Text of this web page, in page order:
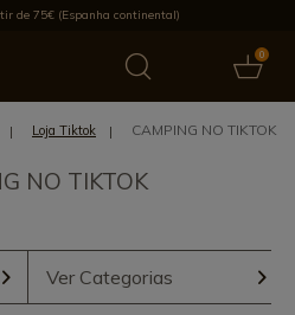
de 75€ (Espanha continental)
0
Oferece Últimas notícias
Loja Tiktok CAMPING NO TIKTOK
NO TIKTOK
Ver Categorias